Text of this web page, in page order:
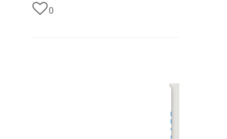
0
Löber-,
Lony-,
Goethe-
und